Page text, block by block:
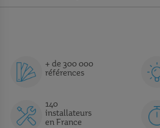
+ de 300 000
références
140
installateurs
en France